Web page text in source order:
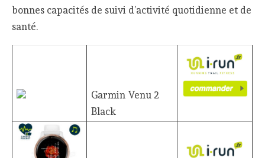
bonnes capacités de suivi d’activité quotidienne et de
santé.
Garmin Venu 2
Black